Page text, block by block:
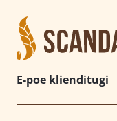
E-poe klienditugi